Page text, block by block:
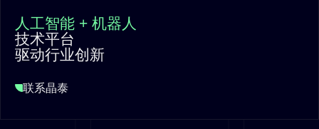
人工智能 + 机器人
技术平台
驱动行业创新
联系晶泰